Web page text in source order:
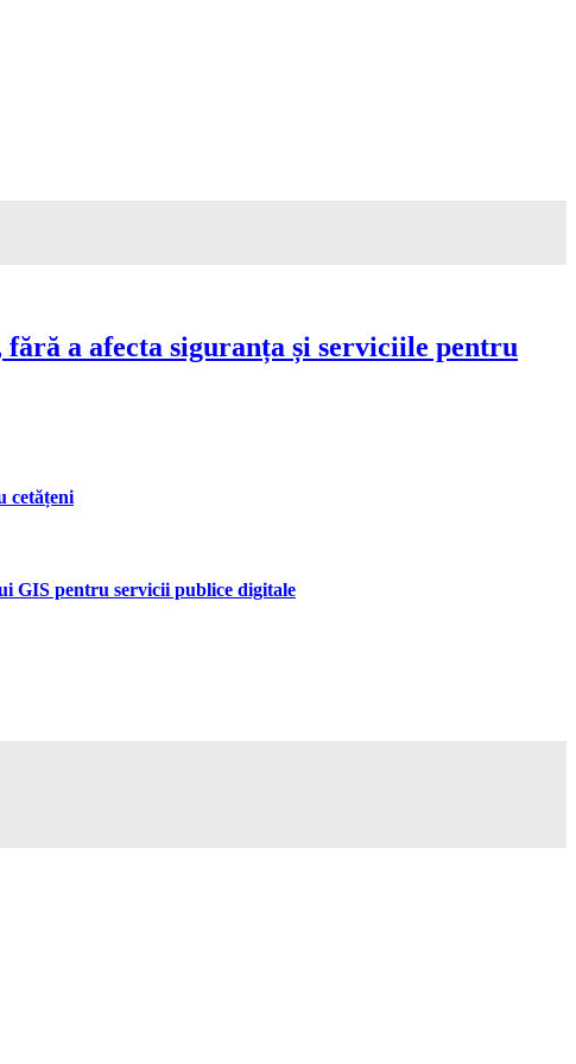
a afecta siguranța și serviciile pentru
cetățeni
GIS pentru servicii publice digitale